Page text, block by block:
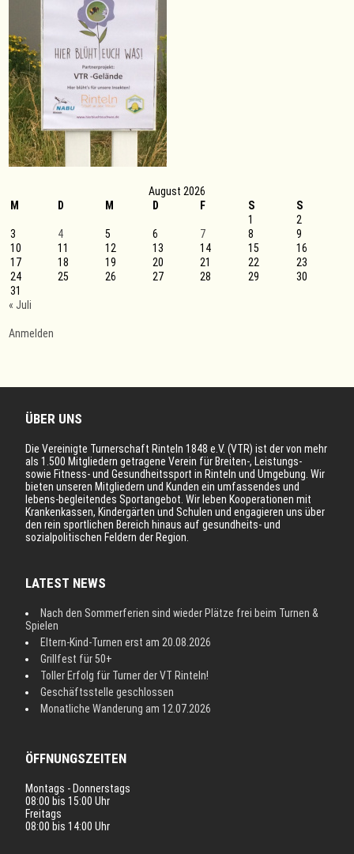
Osterferien
August 2026
M
D M D F S
S
1
2
3
4 5 6 7 8
9
10
11 12 13 14 15
16
17
18 19 20 21 22
23
24
25 26 27 28 29
30
31
« Juli
Anmelden
ÜBER UNS
Die Vereinigte Turnerschaft Rinteln 1848 e.V. (VTR) ist der von mehr
als 1.500 Mitgliedern getragene Verein für Breiten-, Leistungs-
sowie Fitness- und Gesundheitssport in Rinteln und Umgebung. Wir
bieten unseren Mitgliedern und Kunden ein umfassendes und
lebens-begleitendes Sportangebot. Wir leben Kooperationen mit
Krankenkassen, Kindergärten und Schulen und engagieren uns über
den rein sportlichen Bereich hinaus auf gesundheits- und
sozialpolitischen Feldern der Region.
LATEST NEWS
Nach den Sommerferien sind wieder Plätze frei beim Turnen &
Spielen
Eltern-Kind-Turnen erst am 20.08.2026
Grillfest für 50+
Toller Erfolg für Turner der VT Rinteln!
Geschäftsstelle geschlossen
Monatliche Wanderung am 12.07.2026
ÖFFNUNGSZEITEN
Montags - Donnerstags
08:00 bis 15:00 Uhr
Freitags
08:00 bis 14:00 Uhr